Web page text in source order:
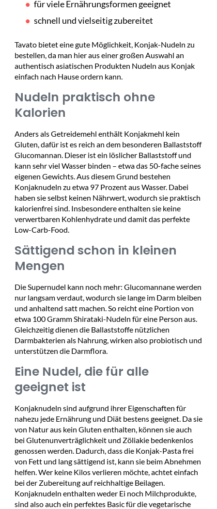
für viele Ernährungsformen geeignet
schnell und vielseitig zubereitet
Tavato bietet eine gute Möglichkeit, Konjak-Nudeln zu
bestellen, da man hier aus einer großen Auswahl an
authentisch asiatischen Produkten Nudeln aus Konjak
einfach nach Hause ordern kann.
Nudeln praktisch ohne
Kalorien
Anders als Getreidemehl enthält Konjakmehl kein
Gluten, dafür ist es reich an dem besonderen Ballaststoff
Glucomannan. Dieser ist ein löslicher Ballaststoff und
kann sehr viel Wasser binden – etwa das 50-fache seines
eigenen Gewichts. Aus diesem Grund bestehen
Konjaknudeln zu etwa 97 Prozent aus Wasser. Dabei
haben sie selbst keinen Nährwert, wodurch sie praktisch
kalorienfrei sind. Insbesondere enthalten sie keine
verwertbaren Kohlenhydrate und damit das perfekte
Low-Carb-Food.
Sättigend schon in kleinen
Mengen
Die Supernudel kann noch mehr: Glucomannane werden
nur langsam verdaut, wodurch sie lange im Darm bleiben
und anhaltend satt machen. So reicht eine Portion von
etwa 100 Gramm Shirataki-Nudeln für eine Person aus.
Gleichzeitig dienen die Ballaststoffe nützlichen
Darmbakterien als Nahrung, wirken also probiotisch und
unterstützen die Darmflora.
Eine Nudel, die für alle
geeignet ist
Konjaknudeln sind aufgrund ihrer Eigenschaften für
nahezu jede Ernährung und Diät bestens geeignet. Da sie
von Natur aus kein Gluten enthalten, können sie auch
bei Glutenunverträglichkeit und Zöliakie bedenkenlos
genossen werden. Dadurch, dass die Konjak-Pasta frei
von Fett und lang sättigend ist, kann sie beim Abnehmen
helfen. Wer keine Kilos verlieren möchte, achtet einfach
bei der Zubereitung auf reichhaltige Beilagen.
Konjaknudeln enthalten weder Ei noch Milchprodukte,
sind also auch ein perfektes Basic für die vegetarische